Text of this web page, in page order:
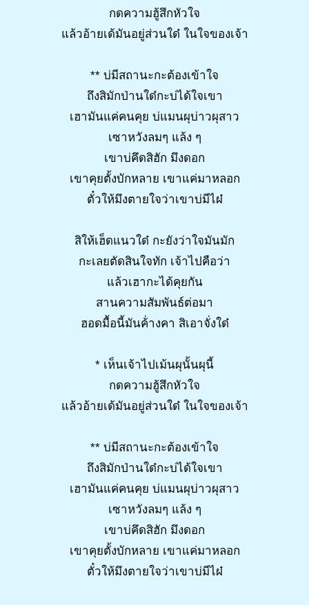
กดความฮู้สึกหัวใจ
แล้วอ้ายเด้มันอยู่ส่วนใด๋ ในใจของเจ้า
** บ่มีสถานะกะต้องเข้าใจ
ถึงสิมักป่านใด๋กะบ่ได้ใจเขา
เฮามันแค่คนคุย บ่แมนผุบ่าวผุสาว
เซาหวังลมๆ แล้ง ๆ
เขาบ่คึดสิฮัก มึงดอก
เขาคุยตั้งบักหลาย เขาแค่มาหลอก
ตั๋วให้มึงตายใจว่าเขาบ่มีไผ๋
สิให้เฮ็ดแนวใด๋ กะยังว่าใจมันมัก
กะเลยตัดสินใจทัก เจ้าไปคือว่า
แล้วเฮากะได้คุยกัน
สานความสัมพันธ์ต่อมา
ฮอดมื้อนี้มันค้่างคา สิเอาจั่งใด๋
* เห็นเจ้าไปเม้นผุนั้นผุนี้
กดความฮู้สึกหัวใจ
แล้วอ้ายเด้มันอยู่ส่วนใด๋ ในใจของเจ้า
** บ่มีสถานะกะต้องเข้าใจ
ถึงสิมักป่านใด๋กะบ่ได้ใจเขา
เฮามันแค่คนคุย บ่แมนผุบ่าวผุสาว
เซาหวังลมๆ แล้ง ๆ
เขาบ่คึดสิฮัก มึงดอก
เขาคุยตั้งบักหลาย เขาแค่มาหลอก
ตั๋วให้มึงตายใจว่าเขาบ่มีไผ๋